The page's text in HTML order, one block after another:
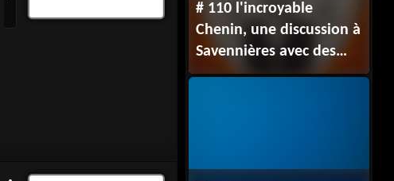
# 110 l'incroyable
Chenin, une discussion à
Savennières avec des
vignerons Passionnées.